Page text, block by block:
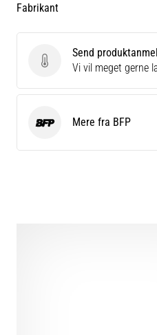
Fabrikant
Send produktanmeldelse
Send
Vi vil meget gerne
BFP Mere fra BFP